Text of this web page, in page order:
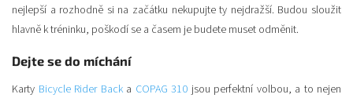
nejlepší a rozhodně si na začátku nekupujte ty nejdražší. Budou sloužit
hlavně k tréninku, poškodí se a časem je budete muset odměnit.
Dejte se do míchání
Karty Bicycle Rider Backa COPAG 310 jsou perfektní volbou, a to nejen